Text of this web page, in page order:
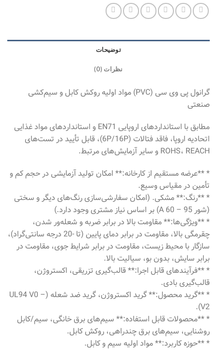
توضیحات
نظرات (0)
گرانول پی وی سی (PVC) مواد اولیه روکش کابل و سیم‌کشی
صنعتی
مطابق با استانداردهای اروپایی EN71 و استانداردهای مواد غذایی
اتحادیه اروپا، فاقد فتالات (6P/16P)، قابل تأیید در تست‌های
ROHS، REACH و سایر آزمایش‌های مرتبط.
* **عرضه مستقیم از کارخانه:** امکان تولید آزمایشی در حجم کم و
تأمین در مقیاس وسیع.
* **رنگ:** مشکی. (امکان سفارشی‌سازی رنگ‌های دیگر و سختی
(شور A 60 – 95) بر اساس نیاز مشتری وجود دارد.)
* **ویژگی‌ها:** مقاومت بالا در برابر ضربه و شعله‌ور شدن،
چقرمگی بالا، مقاومت در برابر دمای پایین (تا -20 درجه سانتی‌گراد)،
سازگار با محیط زیست، مقاومت در برابر شرایط جوی، مقاومت در
برابر سایش، بدون بو، سیالیت بالا.
* **فرآیندهای قابل اجرا:** قالب‌گیری تزریقی، اکستروژن،
قالب‌گیری بادی.
* **گرید محصول:** گرید اکستروژن، گرید ضد شعله (UL94 V0 –
V2).
* **محصولات قابل استفاده:** سیم‌های برق خانگی، سیم/کابل
روشنایی، سیم‌های برق چندراهی، روکش کابل.
* **حوزه کاربرد:** مواد اولیه سیم و کابل.